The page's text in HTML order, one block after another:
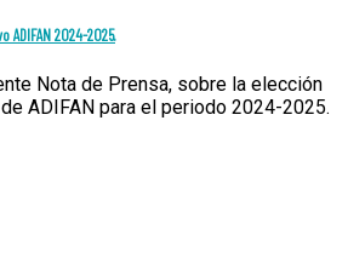
ADIFAN 2024-2025.
Nota de Prensa, sobre la elección
ADIFAN para el periodo 2024-2025.